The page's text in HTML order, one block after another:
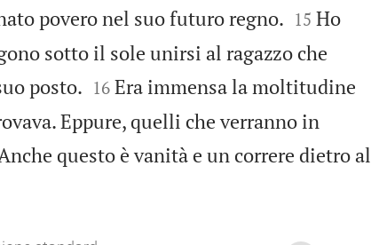
povero nel suo futuro regno.
15 Ho
sotto il sole unirsi al ragazzo che
posto.
16 Era immensa la moltitudine
Eppure, quelli che verranno in
questo è vanità e un correre dietro al